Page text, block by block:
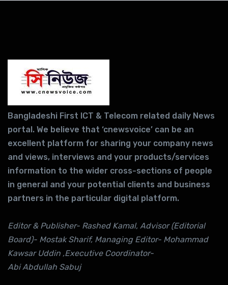
Bangladeshi First ICT & Telecom related daily News
portal. We believe that ‘cnewsvoice’ can be an
excellent platform for sharing your company news
and views, interviews and your products/services
information to the wider cross-sections of people
in general and your potential clients and business
partners in the particular digital platform.
Editor & Publisher- Rashed Kamal, Advisor (Editorial
Board)- Mostak Sharif, Managing Editor- Mohammad
Kawsar Uddin ,Executive Coordinator-
Abi Abdullah Sabuj